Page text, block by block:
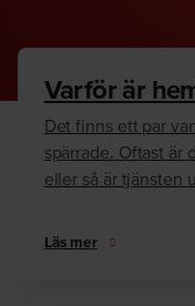
Varför är
Det finns ett par
spärrade. Oftast är
eller så är tjänsten
Läs mer